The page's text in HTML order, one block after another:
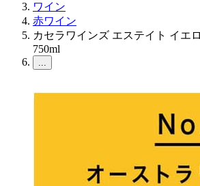
ワイン
赤ワイン
カセラワインズ エステイト イエ
750ml
...